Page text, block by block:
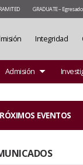
GRADUATE –
Integridad
Admisión
EVENTOS